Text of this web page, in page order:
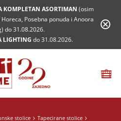
ASORTIMAN (osim
Posebna ponuda i Anoora
do 31.08.2026.
LIGHTING do 31.08.2026.
stolice
Tapecirane stolice